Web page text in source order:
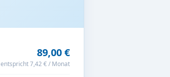
89,00 €
entspricht 7,42 € / Monat